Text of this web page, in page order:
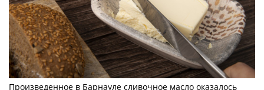
Произведенное в Барнауле сливочное масло оказалось